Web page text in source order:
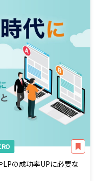
の成功率UPに必要な